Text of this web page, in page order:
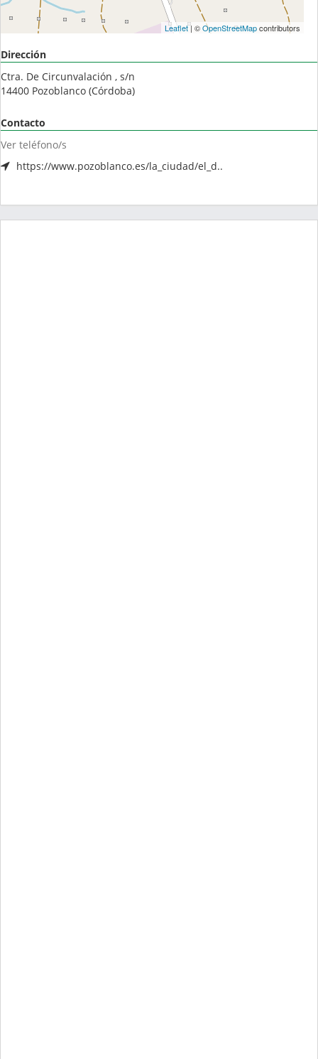
Leaflet| ©OpenStreetMapcontributors
Dirección
Ctra. De Circunvalación , s/n
14400 Pozoblanco (Córdoba)
Contacto
Ver teléfono/s
https://www.pozoblanco.es/la_ciudad/el_d..